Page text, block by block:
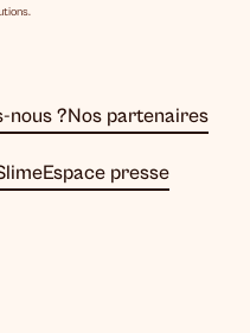
nous ?Nos partenaires
Espace presse